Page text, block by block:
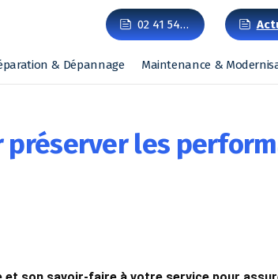
02 41 54…
& Dépannage Maintenance &
les